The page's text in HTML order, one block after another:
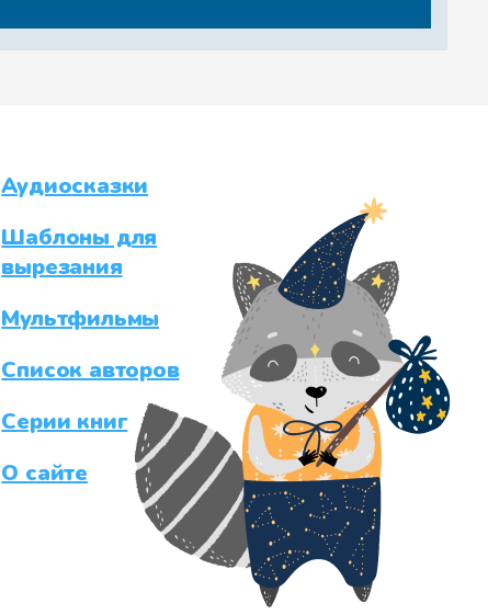
Аудиосказки
Шаблоны для
вырезания
Мультфильмы
Список авторов
Серии книг
О сайте